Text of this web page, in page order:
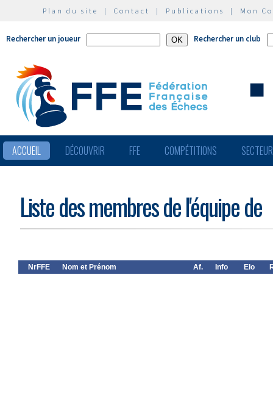
Plan du site | Contact | Publications | Mon
Rechercher un joueur Rechercher un club
ACCUEIL DÉCOUVRIR FFE COMPÉTITIONS
Liste des membres de l'équipe de
NrFFE Nom et Prénom Af. Info Elo